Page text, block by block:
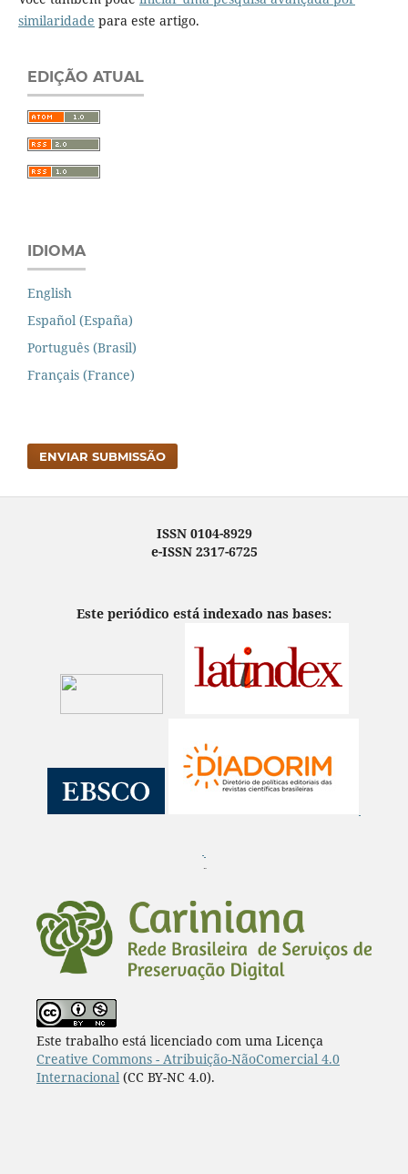
similaridade para este artigo.
EDIÇÃO ATUAL
IDIOMA
English
Español (España)
Português (Brasil)
Français (France)
ENVIAR SUBMISSÃO
ISSN 0104-8929
e-ISSN 2317-6725
Este periódico está indexado nas bases:
¨
Este trabalho está licenciado com uma Licença
Creative Commons - Atribuição-NãoComercial 4.0
Internacional(CC BY-NC 4.0).